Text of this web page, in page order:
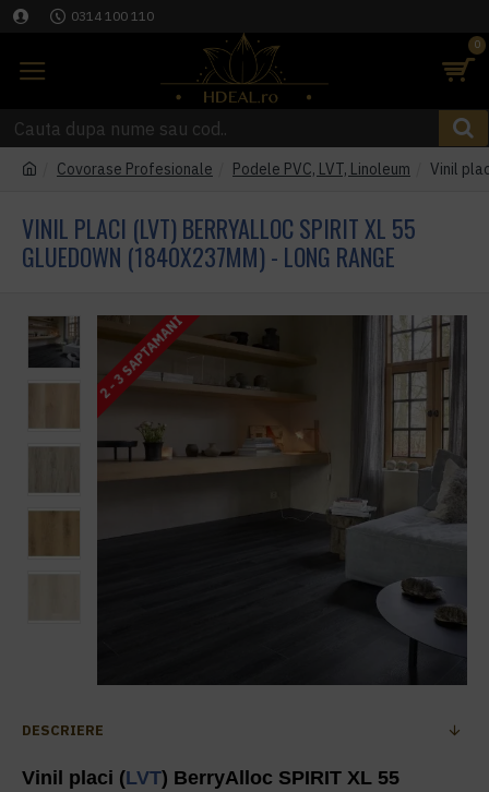
0314 100 110
0
Covorase Profesionale Podele PVC, LVT, Linoleum Vinil
VINIL PLACI (LVT) BERRYALLOC SPIRIT XL 55
GLUEDOWN (1840X237MM) - LONG RANGE
2 - 3 SAPTAMANI
DESCRIERE
Vinil placi (LVT) BerryAlloc SPIRIT XL 55